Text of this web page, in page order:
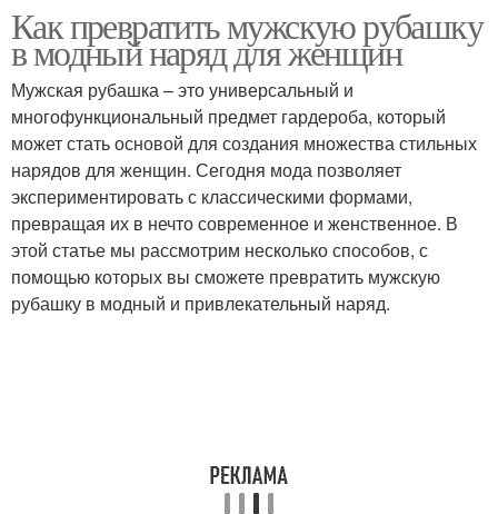
романтическом стиле
Рубашка по фигуре
Рубашка для женщины
Рубашки для стильного
вида
Как превратить мужскую рубашку
в модный наряд для женщин
Мужская рубашка – это универсальный и
многофункциональный предмет гардероба, который
может стать основой для создания множества стильных
нарядов для женщин. Сегодня мода позволяет
экспериментировать с классическими формами,
превращая их в нечто современное и женственное. В
этой статье мы рассмотрим несколько способов, с
помощью которых вы сможете превратить мужскую
рубашку в модный и привлекательный наряд.